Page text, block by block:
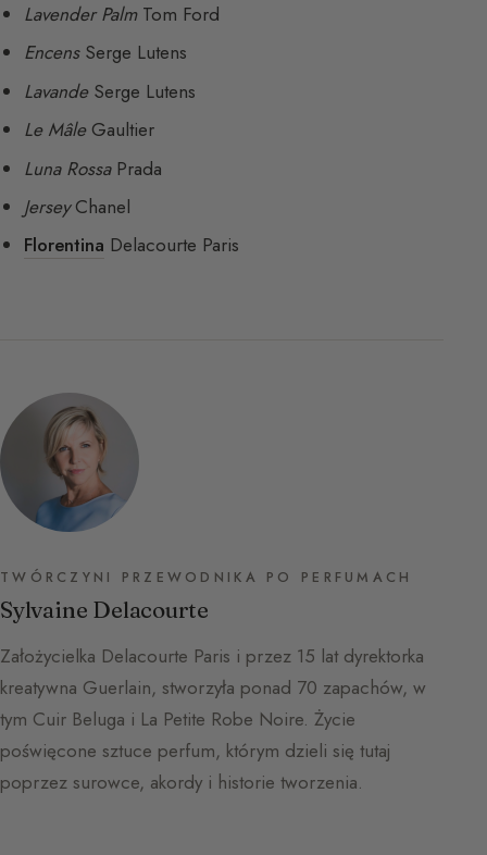
Lavender PalmTom Ford
EncensSerge Lutens
LavandeSerge Lutens
Le MâleGaultier
Luna RossaPrada
JerseyChanel
Florentina Delacourte Paris
TWÓRCZYNI PRZEWODNIKA PO PERFUMACH
Sylvaine Delacourte
Założycielka Delacourte Paris i przez 15 lat dyrektorka
kreatywna Guerlain, stworzyła ponad 70 zapachów, w
tym Cuir Beluga i La Petite Robe Noire. Życie
poświęcone sztuce perfum, którym dzieli się tutaj
poprzez surowce, akordy i historie tworzenia.